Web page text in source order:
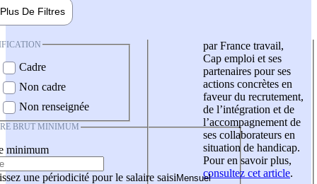
Plus De Filtres
Cadre
Non cadre
Non renseignée
BRUT MINIMUM
minimum
une périodicité pour le salaire saisi
par France travail,
Cap emploi et ses
partenaires pour ses
actions concrètes en
faveur du recrutement,
de l’intégration et de
l’accompagnement de
ses collaborateurs en
situation de handicap.
Pour en savoir plus,
consultez cet article.